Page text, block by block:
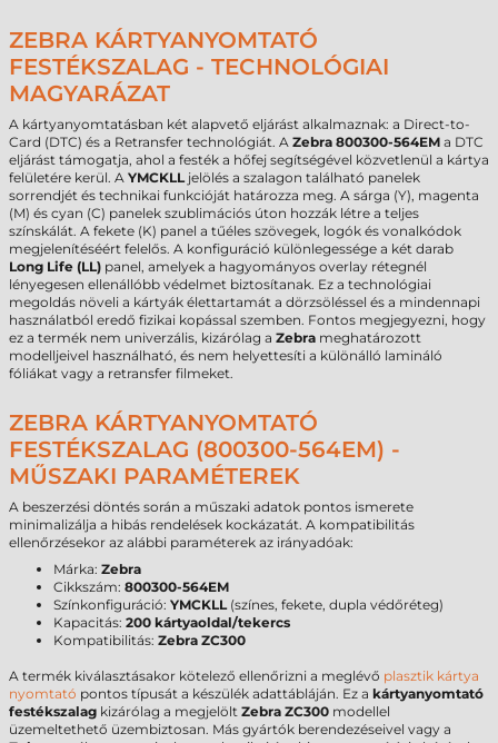
ZEBRA KÁRTYANYOMTATÓ
FESTÉKSZALAG - TECHNOLÓGIAI
MAGYARÁZAT
A kártyanyomtatásban két alapvető eljárást alkalmaznak: a Direct-to-
Card (DTC) és a Retransfer technológiát. A Zebra 800300-564EM a DTC
eljárást támogatja, ahol a festék a hőfej segítségével közvetlenül a kártya
felületére kerül. A YMCKLLjelölés a szalagon található panelek
sorrendjét és technikai funkcióját határozza meg. A sárga (Y), magenta
(M) és cyan (C) panelek szublimációs úton hozzák létre a teljes
színskálát. A fekete (K) panel a tűéles szövegek, logók és vonalkódok
megjelenítéséért felelős. A konfiguráció különlegessége a két darab
Long Life (LL) panel, amelyek a hagyományos overlay rétegnél
lényegesen ellenállóbb védelmet biztosítanak. Ez a technológiai
megoldás növeli a kártyák élettartamát a dörzsöléssel és a mindennapi
használatból eredő fizikai kopással szemben. Fontos megjegyezni, hogy
ez a termék nem univerzális, kizárólag a Zebra meghatározott
modelljeivel használható, és nem helyettesíti a különálló lamináló
fóliákat vagy a retransfer filmeket.
ZEBRA KÁRTYANYOMTATÓ
FESTÉKSZALAG (800300-564EM) -
MŰSZAKI PARAMÉTEREK
A beszerzési döntés során a műszaki adatok pontos ismerete
minimalizálja a hibás rendelések kockázatát. A kompatibilitás
ellenőrzésekor az alábbi paraméterek az irányadóak:
Márka: Zebra
Cikkszám: 800300-564EM
Színkonfiguráció: YMCKLL(színes, fekete, dupla védőréteg)
Kapacitás: 200 kártyaoldal/tekercs
Kompatibilitás: Zebra ZC300
A termék kiválasztásakor kötelező ellenőrizni a meglévő plasztik kártya
nyomtató pontos típusát a készülék adattábláján. Ez a kártyanyomtató
festékszalag kizárólag a megjelölt Zebra ZC300 modellel
üzemeltethető üzembiztosan. Más gyártók berendezéseivel vagy a